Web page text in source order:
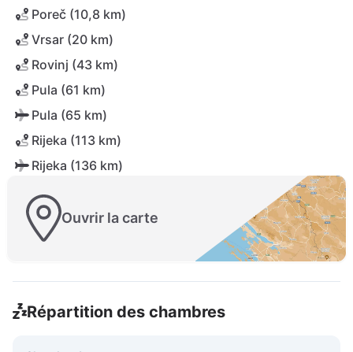
Poreč (10,8 km)
Vrsar (20 km)
Rovinj (43 km)
Pula (61 km)
Pula (65 km)
Rijeka (113 km)
Rijeka (136 km)
Ouvrir la carte
Répartition des chambres